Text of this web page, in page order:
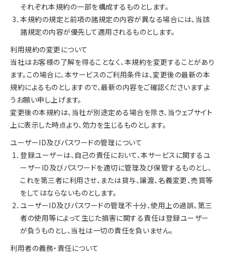
それぞれ本規約の一部を構成するものとします。
3．本規約の規定と前項の諸規定の内容が異なる場合には、当該
諸規定の内容が優先して適用されるものとします。
利用規約の変更について
当社はお客様の了解を得ることなく、本規約を変更することがあり
ます。この場合に、本サービスのご利用条件は、変更後の最新の本
規約によるものとしますので、最新の内容をご確認くださいますよ
うお願い申し上げます。
変更後の本規約は、当社が別途定める場合を除き、当ウェブサイト
上に表示した時点より、効力を生じるものとします。
ユーザーID及びパスワードの管理について
1．登録ユーザーは、自己の責任において、本サービスに関するユ
ーザーID及びパスワードを適切に管理及び保管するものとし、
これを第三者に利用させ、または貸与、譲渡、名義変更、売買等
をしてはならないものとします。
2．ユーザーID及びパスワードの管理不十分、使用上の過誤、第三
者の使用等によって生じた損害に関する責任は登録ユーザー
が負うものとし、当社は一切の責任を負いません。
利用者の義務・責任について